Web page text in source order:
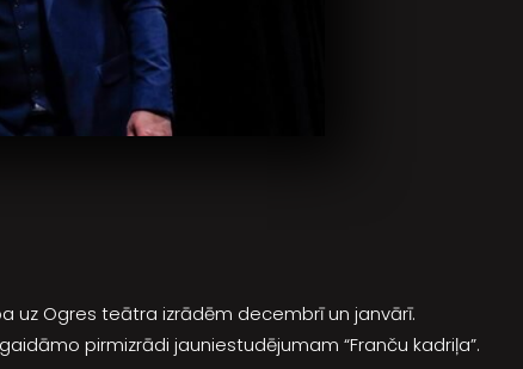
uz Ogres teātra izrādēm decembrī un janvārī.
pirmizrādi jauniestudējumam “Franču kadriļa”.